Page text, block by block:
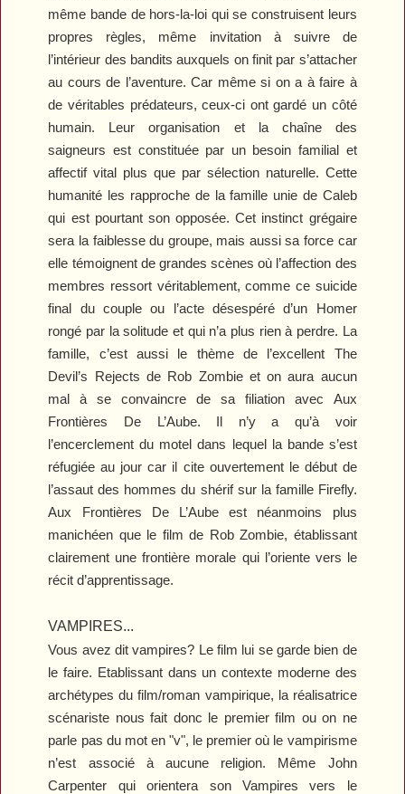
même bande de hors-la-loi qui se construisent leurs
propres règles, même invitation à suivre de
l’intérieur des bandits auxquels on finit par s’attacher
au cours de l’aventure. Car même si on a à faire à
de véritables prédateurs, ceux-ci ont gardé un côté
humain. Leur organisation et la chaîne des
saigneurs est constituée par un besoin familial et
affectif vital plus que par sélection naturelle. Cette
humanité les rapproche de la famille unie de Caleb
qui est pourtant son opposée. Cet instinct grégaire
sera la faiblesse du groupe, mais aussi sa force car
elle témoignent de grandes scènes où l’affection des
membres ressort véritablement, comme ce suicide
final du couple ou l’acte désespéré d’un Homer
rongé par la solitude et qui n’a plus rien à perdre. La
famille, c’est aussi le thème de l’excellent The
Devil’s Rejects de Rob Zombie et on aura aucun
mal à se convaincre de sa filiation avec Aux
Frontières De L’Aube. Il n’y a qu’à voir
l’encerclement du motel dans lequel la bande s’est
réfugiée au jour car il cite ouvertement le début de
l’assaut des hommes du shérif sur la famille Firefly.
Aux Frontières De L’Aube est néanmoins plus
manichéen que le film de Rob Zombie, établissant
clairement une frontière morale qui l’oriente vers le
récit d’apprentissage.
VAMPIRES...
Vous avez dit vampires? Le film lui se garde bien de
le faire. Etablissant dans un contexte moderne des
archétypes du film/roman vampirique, la réalisatrice
scénariste nous fait donc le premier film ou on ne
parle pas du mot en "v", le premier où le vampirisme
n’est associé à aucune religion. Même John
Carpenter qui orientera son Vampires vers le